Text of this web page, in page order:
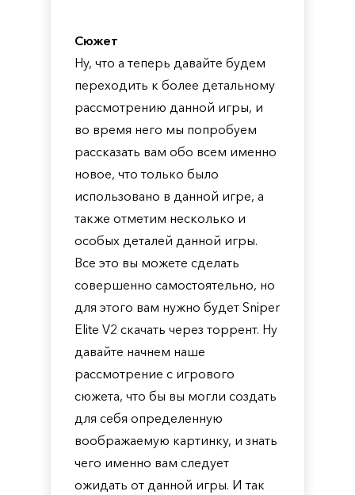
Сюжет
Ну, что а теперь давайте будем
переходить к более детальному
рассмотрению данной игры, и
во время него мы попробуем
рассказать вам обо всем именно
новое, что только было
использовано в данной игре, а
также отметим несколько и
особых деталей данной игры.
Все это вы можете сделать
совершенно самостоятельно, но
для этого вам нужно будет Sniper
Elite V2 скачать через торрент. Ну
давайте начнем наше
рассмотрение с игрового
сюжета, что бы вы могли создать
для себя определенную
воображаемую картинку, и знать
чего именно вам следует
ожидать от данной игры. И так